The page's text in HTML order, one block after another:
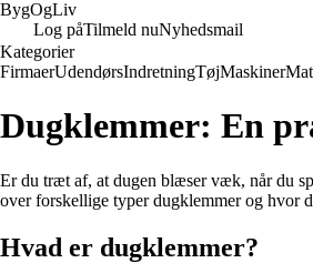
BygOgLiv
Log påTilmeld nuNyhedsmail
Kategorier
FirmaerUdendørsIndretningTøjMaskiner
Dugklemmer: En
Er du træt af, at dugen blæser væk, når du
over forskellige typer dugklemmer og hvor
Hvad er dugklemmer?